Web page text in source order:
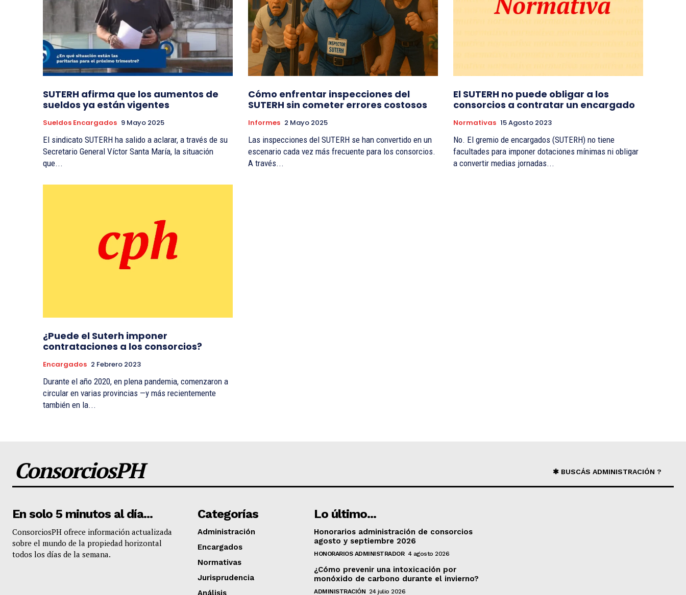
SUTERH afirma que los aumentos de
sueldos ya están vigentes
Sueldos Encargados 9 Mayo 2025
El sindicato SUTERH ha salido a aclarar, a través de su
Secretario General Víctor Santa María, la situación
que...
Cómo enfrentar inspecciones del
SUTERH sin cometer errores costosos
Informes 2 Mayo 2025
Las inspecciones del SUTERH se han convertido en un
escenario cada vez más frecuente para los consorcios.
A través...
El SUTERH no puede obligar a los
consorcios a contratar un encargado
Normativas 15 Agosto 2023
No. El gremio de encargados (SUTERH) no tiene
facultades para imponer dotaciones mínimas ni obligar
a convertir medias jornadas...
¿Puede el Suterh imponer
contrataciones a los consorcios?
Encargados 2 Febrero 2023
Durante el año 2020, en plena pandemia, comenzaron a
circular en varias provincias —y más recientemente
también en la...
ConsorciosPH ✱ BUSCÁS ADMINISTRACIÓN ?
En solo 5 minutos al día...
​ConsorciosPH ofrece información actualizada
sobre el mundo de la propiedad horizontal
todos los días de la semana.
Categorías
Administración
Encargados
Normativas
Jurisprudencia
Análisis
Lo último...
Honorarios administración de consorcios
agosto y septiembre 2026
HONORARIOS ADMINISTRADOR 4 agosto 2026
¿Cómo prevenir una intoxicación por
monóxido de carbono durante el invierno?
ADMINISTRACIÓN 24 julio 2026